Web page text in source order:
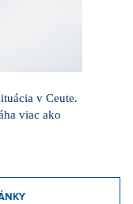
v Ceute.
viac ako